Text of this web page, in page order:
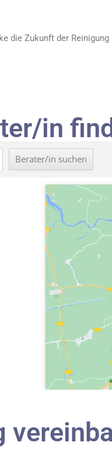
die Zukunft der Reinigung
in